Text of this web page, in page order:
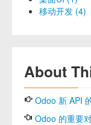
移动开发 (4)
About
Odoo 新 API
Odoo 的重要